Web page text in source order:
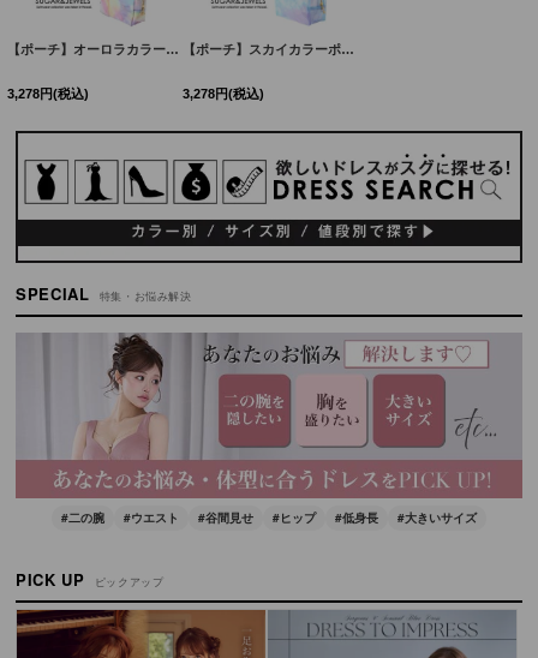
【ポーチ】オーロラカラーポーチ[YMT] MG-P002]
3,278円(税込)
【ポーチ】スカイカラーポーチ[HC03]
3,278円(税込)
SPECIAL 特集・お悩み解決
#二の腕 #ウエスト #谷間見せ #ヒップ #低身長 #大きいサイズ
PICK UP ピックアップ